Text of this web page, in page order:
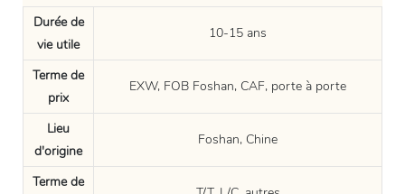
Durée de
vie utile
10-15 ans
Terme de
prix
EXW, FOB Foshan, CAF, porte à porte
Lieu
d'origine
Foshan, Chine
Terme de